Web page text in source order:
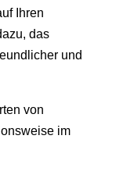
Ihren
das
und
von
im